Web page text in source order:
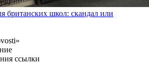
британских школ: скандал или
ссылки